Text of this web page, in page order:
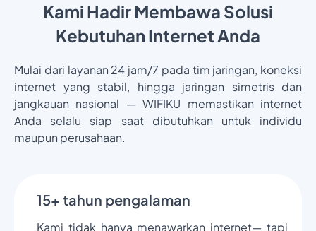
Kami Hadir Membawa Solusi
Kebutuhan Internet Anda
Mulai dari layanan 24 jam/7 pada tim jaringan, koneksi
internet yang stabil, hingga jaringan simetris dan
jangkauan nasional — WIFIKU memastikan internet
Anda selalu siap saat dibutuhkan untuk individu
maupun perusahaan.
15+ tahun pengalaman
Kami tidak hanya menawarkan internet— tapi